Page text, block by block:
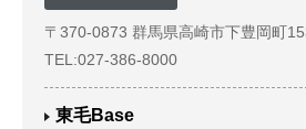
〒370-0873 群馬県高崎市下豊岡町
TEL:027-386-8000
東毛Base